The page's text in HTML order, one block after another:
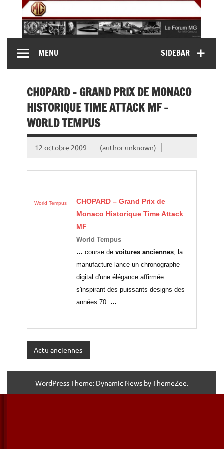
content
MG Contact
MG B, MG F, MG A, Midget…)SIDEBAR
MENU
CHOPARD – GRAND PRIX DE MONACO
HISTORIQUE TIME ATTACK MF –
WORLD TEMPUS
12 octobre 2009 (author unknown)
World Tempus
CHOPARD – Grand Prix de
Monaco Historique Time Attack
MF
World Tempus
… course devoitures anciennes, la
manufacture lance un chronographe
digital d'une élégance affirmée
s'inspirant des puissants designs des
années 70. …
Actu anciennes
WordPress Theme: Dynamic News by ThemeZee.